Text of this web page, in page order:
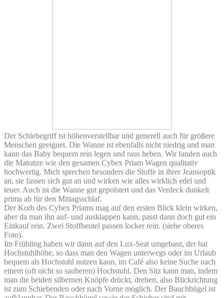
Der Schiebegriff ist höhenverstellbar und generell auch für größere
Menschen geeignet. Die Wanne ist ebenfalls nicht niedrig und man
kann das Baby bequem rein legen und raus heben. Wir fanden auch
die Matratze wie den gesamen Cybex Priam Wagen qualitativ
hochwertig. Mich sprechen besonders die Stoffe in ihrer Jeansoptik
an, sie fassen sich gut an und wirken wie alles wirklich edel und
teuer. Auch ist die Wanne gut gepolstert und das Verdeck dunkelt
prima ab für den Mittagsschlaf.
Der Korb des Cybex Priams mag auf den ersten Blick klein wirken,
aber da man ihn auf- und ausklappen kann, passt dann doch gut ein
Einkauf rein. Zwei Stoffbeutel passen locker rein. (siehe oberes
Foto).
Im Frühling haben wir dann auf den Lux-Seat umgebaut, der hat
Hochstuhlhöhe, so dass man den Wagen unterwegs oder im Urlaub
bequem als Hochstuhl nutzen kann, im Café also keine Suche nach
einem (oft nicht so sauberen) Hochstuhl. Den Sitz kann man, indem
man die beiden silbernen Knöpfe drückt, drehen, also Blickrichtung
ist zum Schiebenden oder nach Vorne möglich. Der Bauchbügel ist